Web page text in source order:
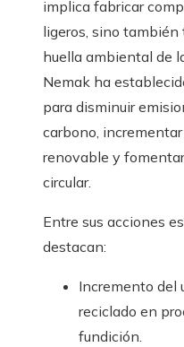
implica fabricar
ligeros, sino
huella ambiental de
Nemak ha
para disminuir
carbono,
renovable y
circular.
Entre sus acciones
destacan:
Incremento del
reciclado en
fundición.